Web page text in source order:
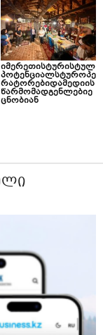
იმერეთისტურისტულ
პოტენციალსტუროპე
რატორებიდამედიის
წარმომადგენლებიე
ცნობიან